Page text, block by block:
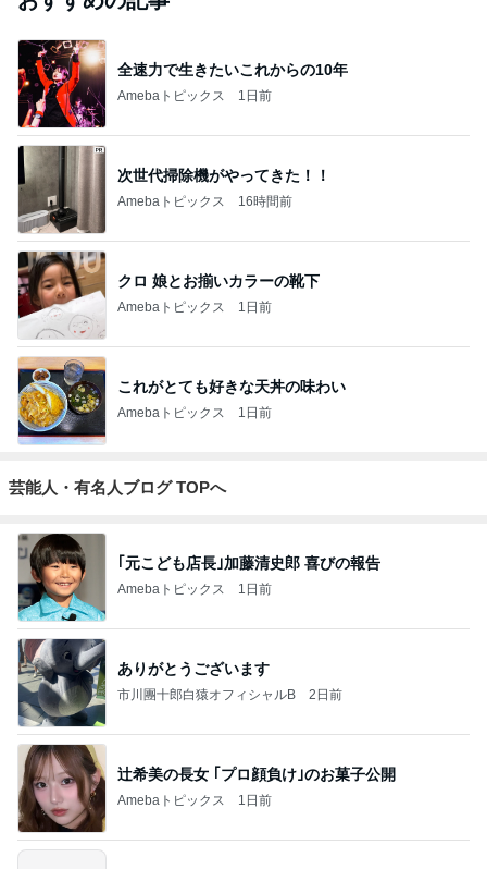
全速力で生きたいこれからの10年
Amebaトピックス 1日前
次世代掃除機がやってきた！！
Amebaトピックス 16時間前
クロ 娘とお揃いカラーの靴下
Amebaトピックス 1日前
これがとても好きな天丼の味わい
Amebaトピックス 1日前
芸能人・有名人ブログ TOPへ
｢元こども店長｣加藤清史郎 喜びの報告
Amebaトピックス 1日前
ありがとうございます
市川團十郎白猿オフィシャルB 2日前
辻希美の長女 ｢プロ顔負け｣のお菓子公開
Amebaトピックス 1日前